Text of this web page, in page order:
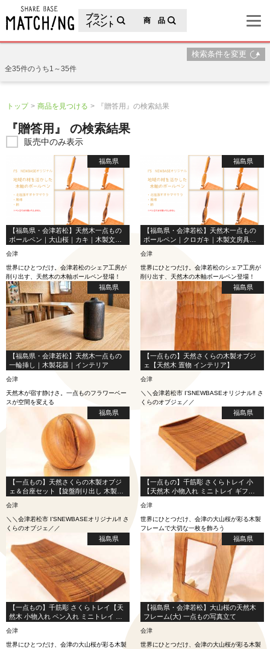
プラン・
イベント
商 品
検索条件を変更
全35件のうち1～35件
トップ 商品を見つける 『贈答用』の検索結果
『贈答用』 の検索結果
販売中のみ表示
福島県
【福島県・会津若松】天然木一点もの
ボールペン｜大山桜｜カキ｜木製文房
会津
世界にひとつだけ。会津若松のシェア工房が
削り出す、天然木の木軸ボールペン登場！
福島県
【福島県・会津若松】天然木一点もの
ボールペン｜クロガキ｜木製文房具｜
会津
世界にひとつだけ。会津若松のシェア工房が
削り出す、天然木の木軸ボールペン登場！
福島県
【福島県・会津若松】天然木一点もの
一輪挿し｜木製花器｜インテリア
会津
天然木が宿す静けさ。一点ものフラワーベー
スが空間を変える
福島県
【一点もの】天然さくらの木製オブジ
ェ【天然木 置物 インテリア】
会津
＼＼会津若松市 I’SNEWBASEオリジナル‼ さ
くらのオブジェ／／
福島県
【一点もの】天然さくらの木製オブジ
ェ＆台座セット【旋盤削り出し 木製オ
会津
＼＼会津若松市 I’SNEWBASEオリジナル‼ さ
くらのオブジェ／／
福島県
【一点もの】千筋彫 さくらトレイ 小
【天然木 小物入れ ミニトレイ ギフ
会津
世界にひとつだけ、会津の大山桜が彩る木製
フレームで大切な一枚を飾ろう
福島県
【一点もの】千筋彫 さくらトレイ【天
然木 小物入れ ペン入れ ミニトレイ ギ
会津
世界にひとつだけ、会津の大山桜が彩る木製
福島県
【福島県・会津若松】大山桜の天然木
フレーム(大) 一点もの写真立て
会津
世界にひとつだけ、会津の大山桜が彩る木製